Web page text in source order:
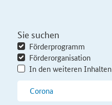
Sie suchen
Förderprogramm
Förderorganisation
In den weiteren Inhalten